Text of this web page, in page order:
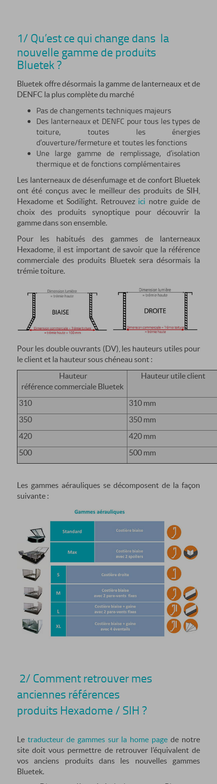
1/ Qu’est ce qui change dans la
nouvelle gamme de produits
Bluetek ?
Bluetek offre désormais la gamme de lanterneaux et de
DENFC la plus complète du marché
Pas de changements techniques majeurs
Des lanterneaux et DENFC pour tous les types de
toiture, toutes les énergies
d’ouverture/fermeture et toutes les fonctions
Une large gamme de remplissage, d’isolation
thermique et de fonctions complémentaires
Les lanterneaux de désenfumage et de confort Bluetek
ont été conçus avec le meilleur des produits de SIH,
Hexadome et Sodilight. Retrouvez ici notre guide de
choix des produits synoptique pour découvrir la
gamme dans son ensemble.
Pour les habitués des gammes de lanterneaux
Hexadome, il est important de savoir que la référence
commerciale des produits Bluetek sera désormais la
trémie toiture.
Pour les double ouvrants (DV), les hauteurs utiles pour
le client et la hauteur sous chéneau sont :
Hauteur
référence commerciale Bluetek
Hauteur utile client
310
310 mm
350
350 mm
420
420 mm
500
500 mm
Les gammes aérauliques se décomposent de la façon
suivante :
2/ Comment retrouver mes
anciennes références
produits Hexadome / SIH ?
Le traducteur de gammes sur la home page de notre
site doit vous permettre de retrouver l’équivalent de
vos anciens produits dans les nouvelles gammes
Bluetek.